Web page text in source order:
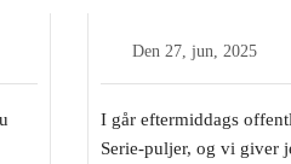
Den 27, jun, 2025
I går eftermiddags
Serie-puljer, og vi giver